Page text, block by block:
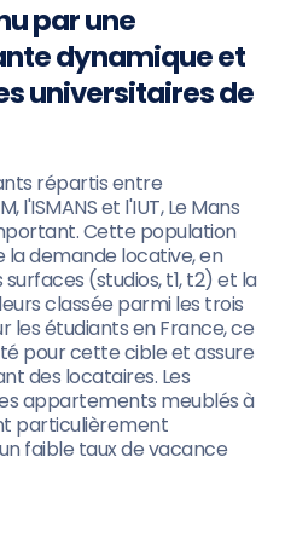
par une
dynamique et
universitaires de
répartis entre
l'ISMANS et l'IUT, Le Mans
Cette population
la demande locative, en
(studios, t1, t2) et la
classée parmi les trois
les étudiants en France, ce
pour cette cible et assure
des locataires. Les
appartements meublés à
particulièrement
faible taux de vacance